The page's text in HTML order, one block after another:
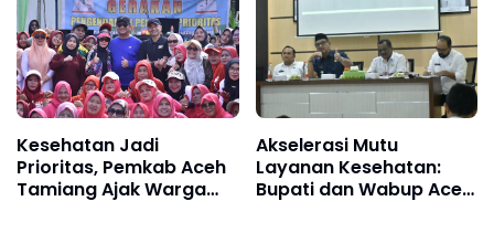
Kesehatan Jadi
Prioritas, Pemkab Aceh
Tamiang Ajak Warga
Akselerasi Mutu
Layanan Kesehatan:
Bupati dan Wabup Aceh